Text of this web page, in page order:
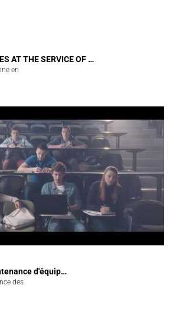
AT THE SERVICE OF …
en
d'équip…
des